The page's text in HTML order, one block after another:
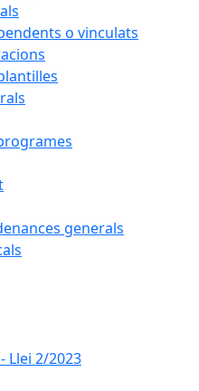
o vinculats
generals
Llei 2/2023